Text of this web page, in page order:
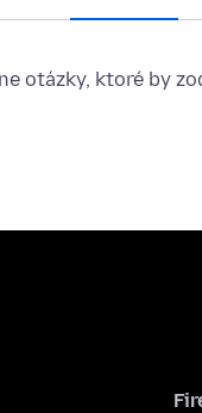
otázky, ktoré by